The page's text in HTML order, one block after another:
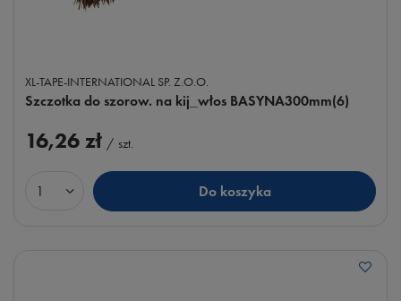
XL-TAPE-INTERNATIONAL SP. Z.O.O.
Szczotka do szorow. na kij_włos BASYNA300mm(6)
16,26 zł / szt.
Ilość produktów Do koszyka